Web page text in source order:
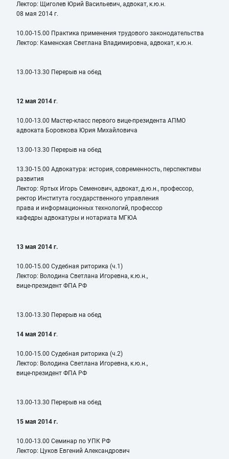
Лектор: Щиголев Юрий Васильевич, адвокат, к.ю.н.
08 мая 2014 г.
10.00-15.00 Практика применения трудового законодательства
Лектор: Каменская Светлана Владимировна, адвокат, к.ю.н.
13.00-13.30 Перерыв на обед
12 мая 2014 г.
10.00-13.00 Мастер-класс первого вице-президента АПМО
адвоката Боровкова Юрия Михайловича
13.00-13.30 Перерыв на обед
13.30-15.00 Адвокатура: история, современность, перспективы
развития
Лектор: Яртых Игорь Семенович, адвокат, д.ю.н., профессор,
ректор Института государственного управления
права и информационных технологий, профессор
кафедры адвокатуры и нотариата МГЮА
13 мая 2014 г.
10.00-15.00 Судебная риторика (ч.1)
Лектор: Володина Светлана Игоревна, к.ю.н.,
вице-президент ФПА РФ
13.00-13.30 Перерыв на обед
14 мая 2014 г.
10.00-15.00 Судебная риторика (ч.2)
Лектор: Володина Светлана Игоревна, к.ю.н.,
вице-президент ФПА РФ
13.00-13.30 Перерыв на обед
15 мая 2014 г.
10.00-13.00 Семинар по УПК РФ
Лектор: Цуков Евгений Александрович